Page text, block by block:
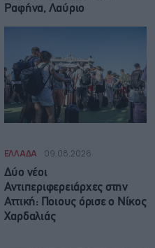
Ραφήνα, Λαύριο
ΕΛΛΑΔΑ 09.08.2026
Δύο νέοι
Αντιπεριφερειάρχες στην
Αττική: Ποιους όρισε ο Νίκος
Χαρδαλιάς